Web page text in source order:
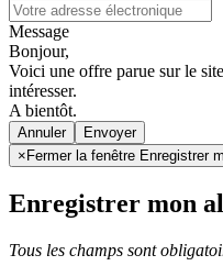
Message
Bonjour,
Voici une offre parue sur le
intéresser.
A bientôt.
Annuler
× Fermer la fenêtre Enregistrer
Enregistrer mon
Tous les champs sont